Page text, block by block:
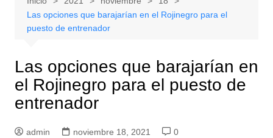
Las opciones que barajarían en el Rojinegro para el
puesto de entrenador
Las opciones que barajarían en
el Rojinegro para el puesto de
entrenador
admin noviembre 18, 2021
0